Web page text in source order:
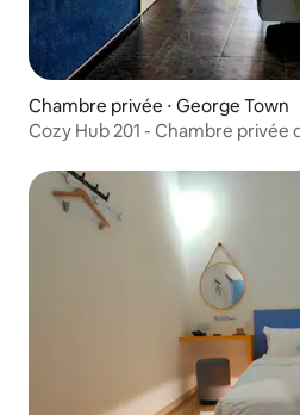
Chambre privée ⋅ George Town
Cozy Hub 201 - Chambre privée